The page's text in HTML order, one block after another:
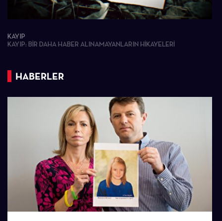
KAYIP
KAYIP: BIR DAHA HABER ALINAMAYANLARIN HIKAYELERI
HABERLER